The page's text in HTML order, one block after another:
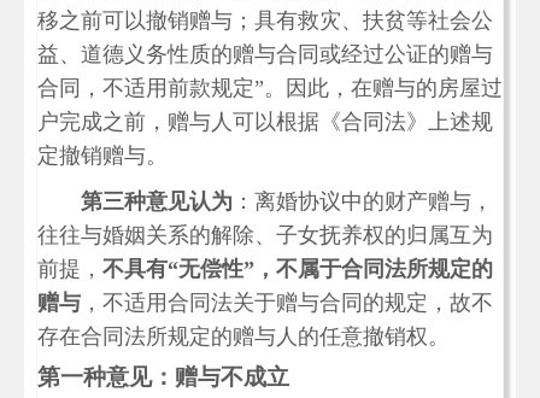
移之前可以撤销赠与；具有救灾、扶贫等社会公
益、道德义务性质的赠与合同或经过公证的赠与
合同，不适用前款规定”。因此，在赠与的房屋过
户完成之前，赠与人可以根据《合同法》上述规
定撤销赠与。
第三种意见认为 ：离婚协议中的财产赠与，
往往与婚姻关系的解除、子女抚养权的归属互为
前提， 不具有“无偿性”，不属于合同法所规定的
赠与 ，不适用合同法关于赠与合同的规定，故不
存在合同法所规定的赠与人的任意撤销权。
第一种意见：赠与不成立